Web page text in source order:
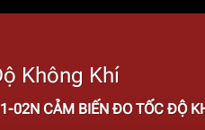
Không Khí
02N CẢM BIẾN ĐO TỐC ĐỘ